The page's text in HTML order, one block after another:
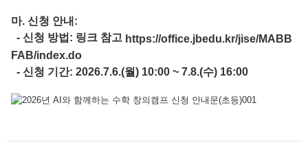
마. 신청 안내:
- 신청 방법: 링크 참고 https://office.jbedu.kr/jise/MABB
FAB/index.do
- 신청 기간: 2026.7.6.(월) 10:00 ~ 7.8.(수) 16:00